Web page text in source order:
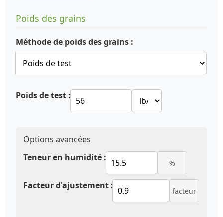
Poids des grains
Méthode de poids des grains :
Poids de test :
Options avancées
Teneur en humidité :
%
Facteur d'ajustement : facteur